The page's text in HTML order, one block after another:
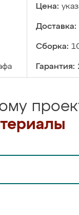
Цена:
Доставка:
Сборка:
Гарантия: